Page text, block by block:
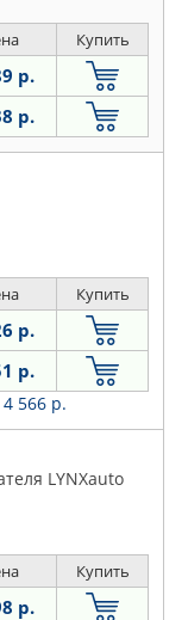
Купить
р.
р.
Купить
р.
р.
4 566 р.
LYNXauto
Купить
р.